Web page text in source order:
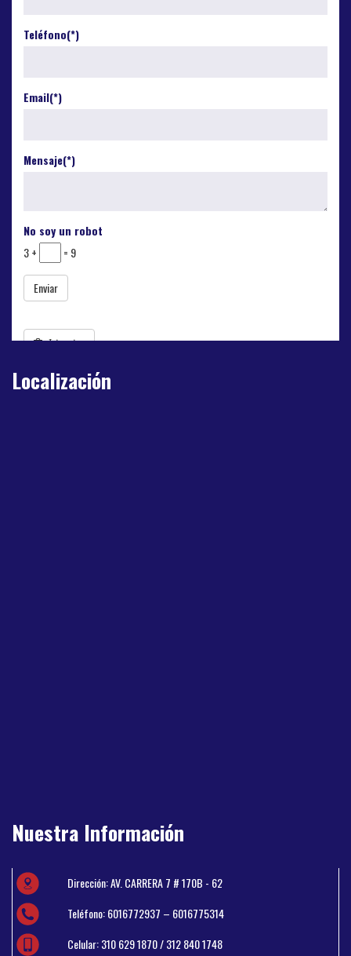
Localización
Nuestra Información
Dirección: AV. CARRERA 7 # 170B - 62
Teléfono: 6016772937 – 6016775314
Celular: 310 629 1870 / 312 840 1748